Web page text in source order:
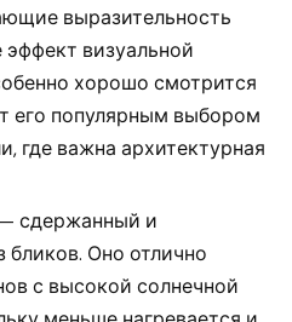
выразительность
визуальной
хорошо смотрится
его популярным выбором
где важна архитектурная
— сдержанный и
бликов. Оно отлично
с высокой солнечной